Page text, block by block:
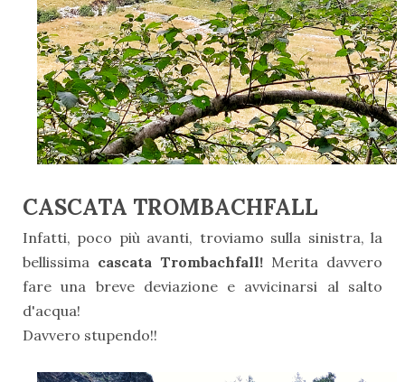
CASCATA TROMBACHFALL
Infatti, poco più avanti, troviamo sulla sinistra, la
bellissima cascata Trombachfall! Merita davvero
fare una breve deviazione e avvicinarsi al salto
d'acqua!
Davvero stupendo!!